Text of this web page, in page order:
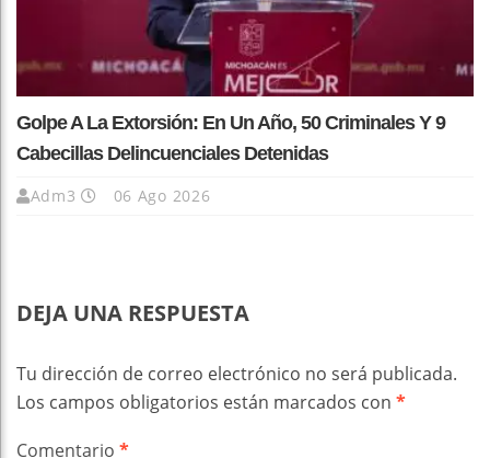
Golpe A La Extorsión: En Un Año, 50 Criminales Y 9
Cabecillas Delincuenciales Detenidas
Adm3 06 Ago 2026
DEJA UNA RESPUESTA
Tu dirección de correo electrónico no será publicada.
Los campos obligatorios están marcados con *
Comentario *